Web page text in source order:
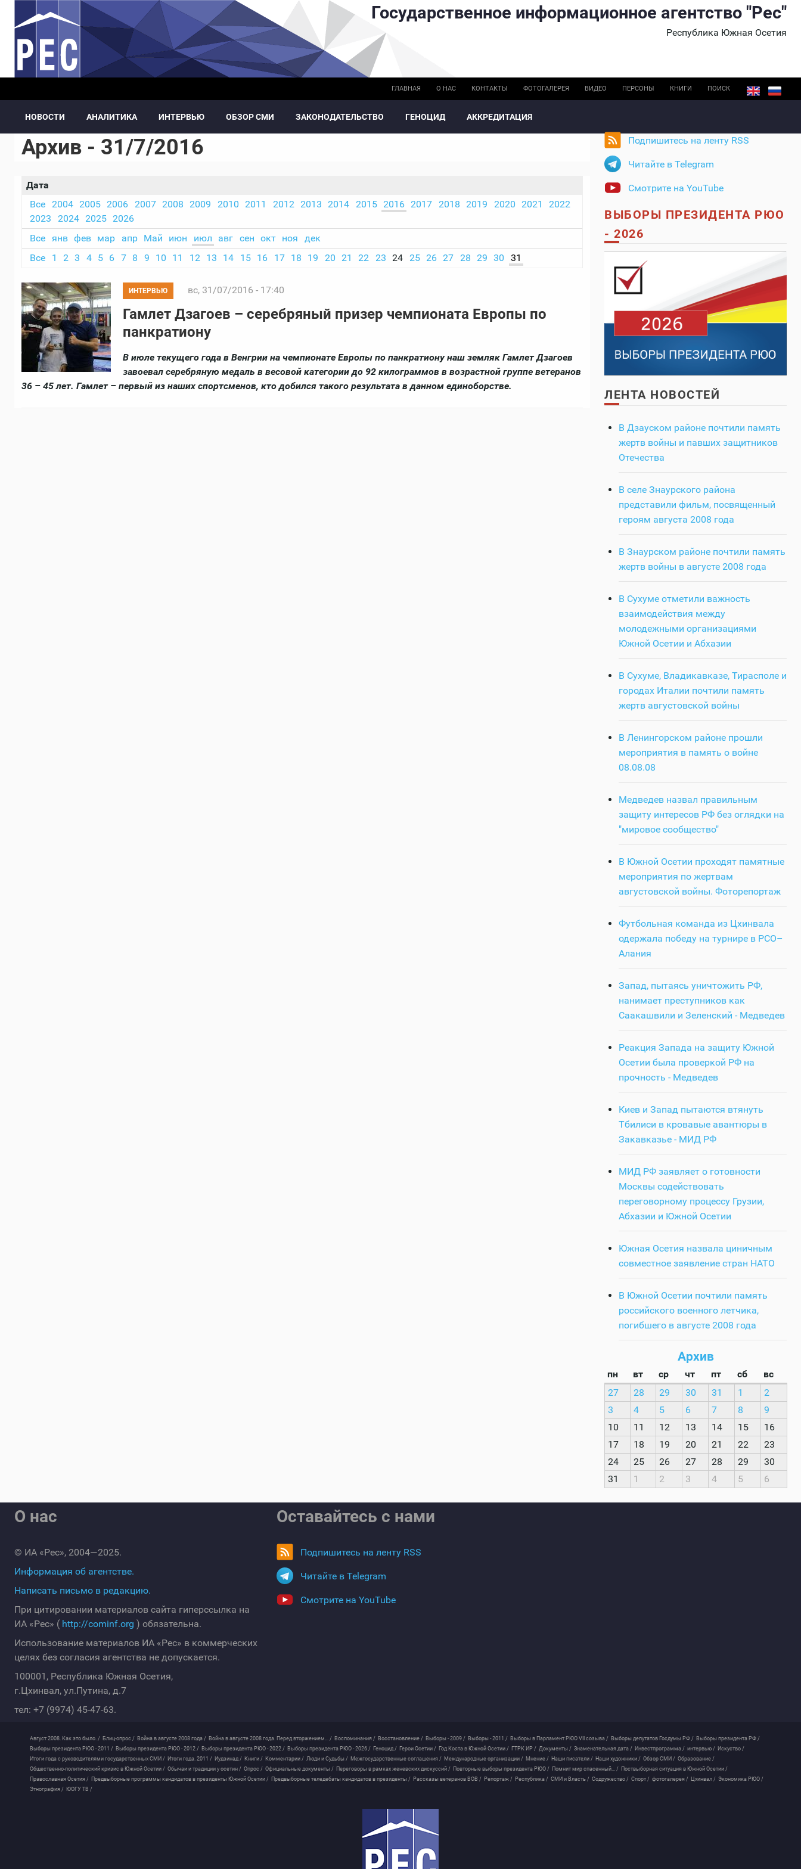
Перейти к основному содержанию Государственное информационное агентство "Рес"
Республика Южная Осетия
ГЛАВНАЯ О НАС КОНТАКТЫ ФОТОГАЛЕРЕЯ ВИДЕО ПЕРСОНЫ КНИГИ ПОИСК
НОВОСТИ АНАЛИТИКА ИНТЕРВЬЮ ОБЗОР СМИ ЗАКОНОДАТЕЛЬСТВО ГЕНОЦИД АККРЕДИТАЦИЯ
Архив - 31/7/2016
Дата
Все
2004 2005 2006 2007 2008 2009 2010 2011 2012 2013 2014 2015 2016 2017 2018 2019 2020 2021
2022
2023
2024 2025 2026
Все янв фев мар апр Май июн июл авг сен окт ноя
дек
Все
1 2 3 4 5 6 7 8 9 10 11 12 13 14 15 16 17 18 19 20 21 22 23 24 25 26 27 28 29 30 31
ИНТЕРВЬЮ вс, 31/07/2016 - 17:40
Гамлет Дзагоев – серебряный призер чемпионата Европы по
панкратиону
В июле текущего года в Венгрии на чемпионате Европы по панкратиону наш земляк Гамлет Дзагоев
завоевал серебряную медаль в весовой категории до 92 килограммов в возрастной группе ветеранов
36 – 45 лет. Гамлет – первый из наших спортсменов, кто добился такого результата в данном единоборстве.
Подпишитесь на ленту RSS
Читайте в Telegram
Смотрите на YouTube
ВЫБОРЫ ПРЕЗИДЕНТА РЮО
- 2026
ЛЕНТА НОВОСТЕЙ
В Дзауском районе почтили память
жертв войны и павших защитников
Отечества
В селе Знаурского района
представили фильм, посвященный
героям августа 2008 года
В Знаурском районе почтили память
жертв войны в августе 2008 года
В Сухуме отметили важность
взаимодействия между
молодежными организациями
Южной Осетии и Абхазии
В Сухуме, Владикавказе, Тирасполе и
городах Италии почтили память
жертв августовской войны
В Ленингорском районе прошли
мероприятия в память о войне
08.08.08
Медведев назвал правильным
защиту интересов РФ без оглядки на
"мировое сообщество"
В Южной Осетии проходят памятные
мероприятия по жертвам
августовской войны. Фоторепортаж
Футбольная команда из Цхинвала
одержала победу на турнире в РСО–
Алания
Запад, пытаясь уничтожить РФ,
нанимает преступников как
Саакашвили и Зеленский - Медведев
Реакция Запада на защиту Южной
Осетии была проверкой РФ на
прочность - Медведев
Киев и Запад пытаются втянуть
Тбилиси в кровавые авантюры в
Закавказье - МИД РФ
МИД РФ заявляет о готовности
Москвы содействовать
переговорному процессу Грузии,
Абхазии и Южной Осетии
Южная Осетия назвала циничным
совместное заявление стран НАТО
В Южной Осетии почтили память
российского военного летчика,
погибшего в августе 2008 года
Архив
пн вт ср чт пт сб
вс
27
28 29 30 31 1
2
3
4 5 6 7 8
9
10
11 12 13 14 15
16
17
18 19 20 21 22
23
24
25 26 27 28 29
30
31
1 2 3 4 5 6
О нас
© ИА «Рес», 2004—2025.
Информация об агентстве.
Написать письмо в редакцию.
При цитировании материалов сайта гиперссылка на
ИА «Рес» ( http://cominf.org ) обязательна.
Использование материалов ИА «Рес» в коммерческих
целях без согласия агентства не допускается.
100001, Республика Южная Осетия,
г.Цхинвал, ул.Путина, д.7
тел: +7 (9974) 45-47-63.
Оставайтесь с нами
Подпишитесь на ленту RSS
Читайте в Telegram
Смотрите на YouTube
Август 2008. Как это было. / Блиц-опрос / Война в августе 2008 года / Война в августе 2008 года. Перед вторжением... / Воспоминания / Восстановление / Выборы - 2009 / Выборы - 2011 / Выборы в Парламент РЮО VII созыва / Выборы депутатов Госдумы РФ / Выборы президента РФ /
Выборы президента РЮО - 2011 / Выборы президента РЮО - 2012 / Выборы президента РЮО - 2022 / Выборы президента РЮО - 2026 / Геноцид / Герои Осетии / Год Коста в Южной Осетии / ГТРК ИР / Документы / Знаменательная дата / Инвестпрограмма / интервью / Искуство /
Итоги года с руководителями государственных СМИ / Итоги года. 2011 / Иудзинад / Книги / Комментарии / Люди и Судьбы / Межгосударственные соглашения / Международные организации / Мнение / Наши писатели / Наши художники / Обзор СМИ / Образование /
Общественно-политический кризис в Южной Осетии / Обычаи и традиции у осетин / Опрос / Официальные документы / Переговоры в рамках женевских дискуссий / Повторные выборы президента РЮО / Помнит мир спасенный... / Поствыборная ситуация в Южной Осетии /
Православная Осетия / Предвыборные программы кандидатов в президенты Южной Осетии / Предвыборные теледебаты кандидатов в президенты / Рассказы ветеранов ВОВ / Репортаж / Республика / СМИ и Власть / Содружество / Спорт / фотогалерея / Цхинвал / Экономика РЮО /
Этнография / ЮОГУ ТВ /